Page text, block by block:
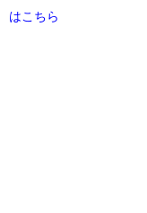
はこちら